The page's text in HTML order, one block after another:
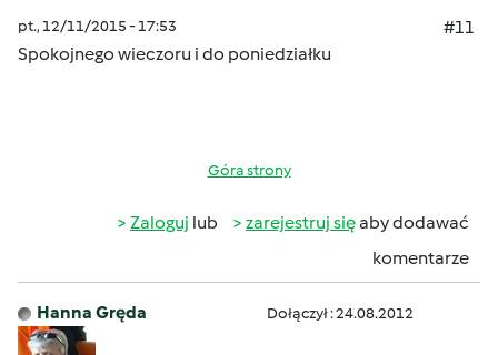
pt., 12/11/2015 - 17:53
#11
Spokojnego wieczoru i do poniedziałku
Góra strony
Zaloguj lub zarejestruj sięaby dodawać
komentarze
Hanna Gręda Dołączył : 24.08.2012